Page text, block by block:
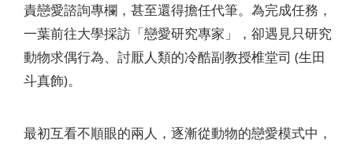
責戀愛諮詢專欄，甚至還得擔任代筆。為完成任務，
一葉前往大學採訪「戀愛研究專家」，卻遇見只研究
動物求偶行為、討厭人類的冷酷副教授椎堂司 (生田
斗真飾)。
最初互看不順眼的兩人，逐漸從動物的戀愛模式中，